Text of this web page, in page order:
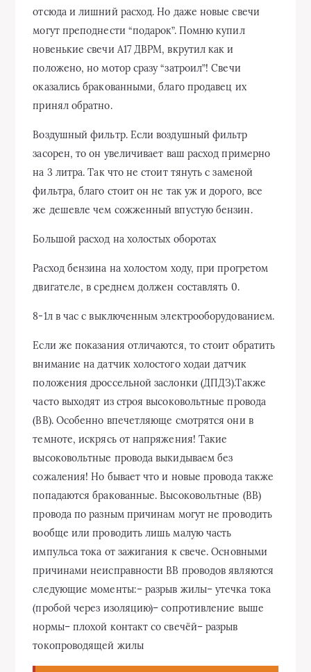
отсюда и лишний расход. Но даже новые свечи
могут преподнести “подарок”. Помню купил
новенькие свечи А17 ДВРМ, вкрутил как и
положено, но мотор сразу “затроил”! Свечи
оказались бракованными, благо продавец их
принял обратно.
Воздушный фильтр. Если воздушный фильтр
засорен, то он увеличивает ваш расход примерно
на 3 литра. Так что не стоит тянуть с заменой
фильтра, благо стоит он не так уж и дорого, все
же дешевле чем сожженный впустую бензин.
Большой расход на холостых оборотах
Расход бензина на холостом ходу, при прогретом
двигателе, в среднем должен составлять 0.
8-1л в час с выключенным электрооборудованием.
Если же показания отличаются, то стоит обратить
внимание на датчик холостого ходаи датчик
положения дроссельной заслонки (ДПДЗ).Также
часто выходят из строя высоковольтные провода
(ВВ). Особенно впечетляюще смотрятся они в
темноте, искрясь от напряжения! Такие
высоковольтные провода выкидываем без
сожаления! Но бывает что и новые провода также
попадаются бракованные. Высоковольтные (ВВ)
провода по разным причинам могут не проводить
вообще или проводить лишь малую часть
импульса тока от зажигания к свече. Основными
причинами неисправности ВВ проводов являются
следующие моменты:– разрыв жилы– утечка тока
(пробой через изоляцию)– сопротивление выше
нормы– плохой контакт со свечёй– разрыв
токопроводящей жилы